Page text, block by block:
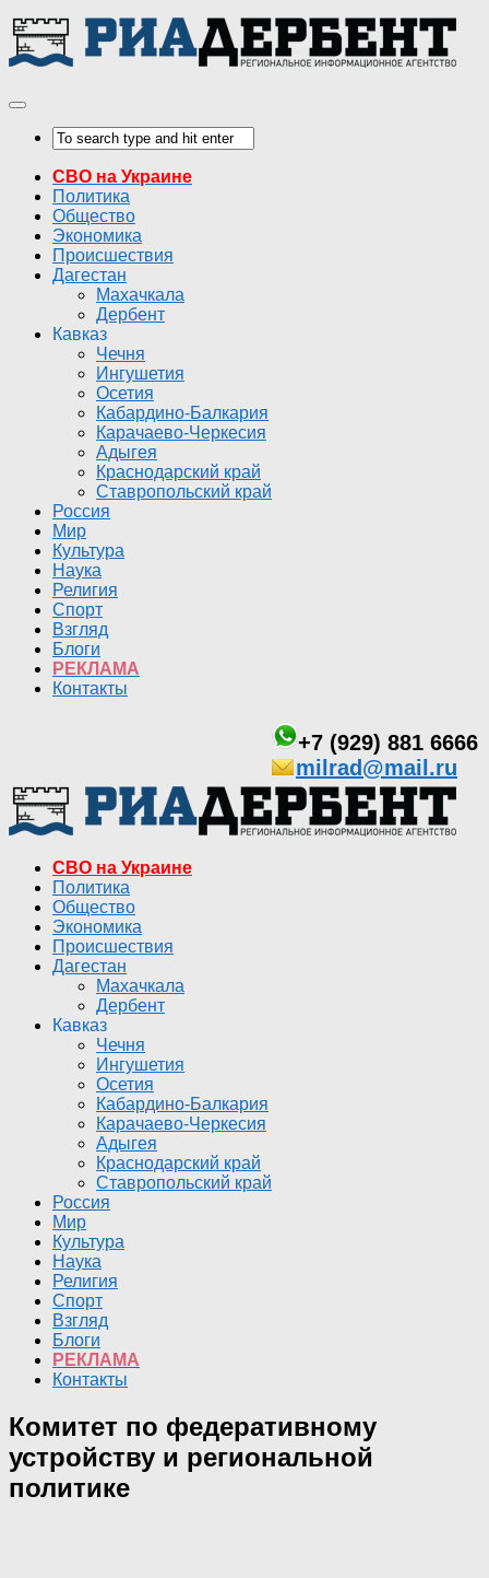
СВО на Украине
Политика
Общество
Экономика
Происшествия
Дагестан
Махачкала
Дербент
Кавказ
Чечня
Ингушетия
Осетия
Кабардино-Балкария
Карачаево-Черкесия
Адыгея
Краснодарский край
Ставропольский край
Россия
Мир
Культура
Наука
Религия
Спорт
Взгляд
Блоги
РЕКЛАМА
Контакты
+7 (929) 881 6666
milrad@mail.ru
СВО на Украине
Политика
Общество
Экономика
Происшествия
Дагестан
Махачкала
Дербент
Кавказ
Чечня
Ингушетия
Осетия
Кабардино-Балкария
Карачаево-Черкесия
Адыгея
Краснодарский край
Ставропольский край
Россия
Мир
Культура
Наука
Религия
Спорт
Взгляд
Блоги
РЕКЛАМА
Контакты
Комитет по федеративному
устройству и региональной
политике